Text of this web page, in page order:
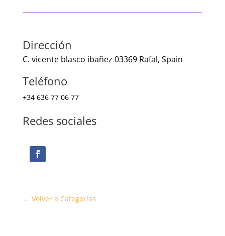
Dirección
C. vicente blasco ibañez 03369 Rafal, Spain
Teléfono
+34 636 77 06 77
Redes sociales
← Volver a Categorías